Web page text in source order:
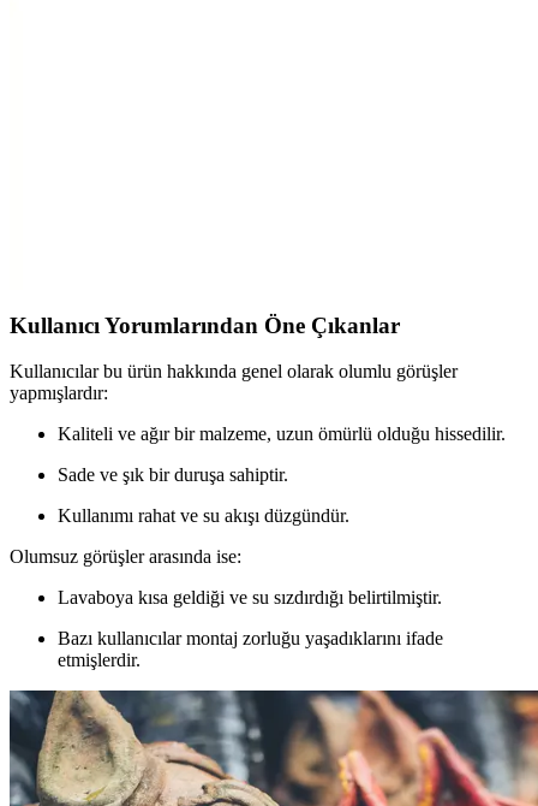
Kullanıcı Yorumlarından Öne Çıkanlar
Kullanıcılar bu ürün hakkında genel olarak olumlu görüşler
yapmışlardır:
Kaliteli ve ağır bir malzeme, uzun ömürlü olduğu hissedilir.
Sade ve şık bir duruşa sahiptir.
Kullanımı rahat ve su akışı düzgündür.
Olumsuz görüşler arasında ise:
Lavaboya kısa geldiği ve su sızdırdığı belirtilmiştir.
Bazı kullanıcılar montaj zorluğu yaşadıklarını ifade
etmişlerdir.